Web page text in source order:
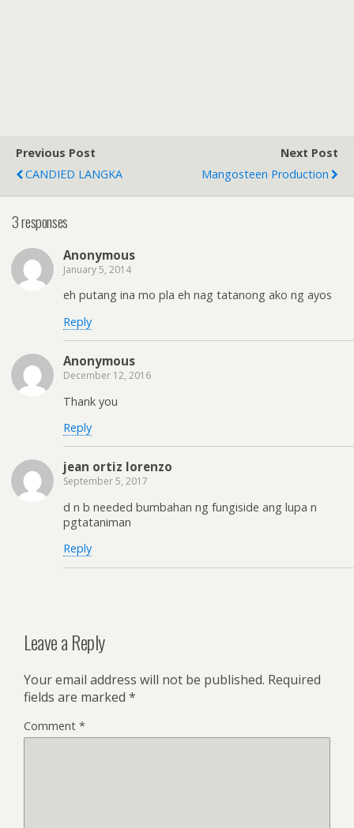
Previous Post
CANDIED LANGKA
Next Post
Mangosteen Production
3 responses
Anonymous
January 5, 2014
eh putang ina mo pla eh nag tatanong ako ng ayos
Reply
Anonymous
December 12, 2016
Thank you
Reply
jean ortiz lorenzo
September 5, 2017
d n b needed bumbahan ng fungiside ang lupa n
pgtataniman
Reply
Leave a Reply
Your email address will not be published. Required
fields are marked *
Comment *